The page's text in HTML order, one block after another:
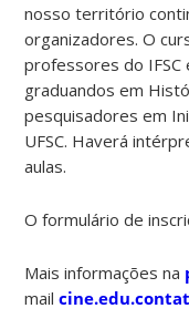
nosso território
organizadores. O
professores do IFSC
graduandos em
pesquisadores em
UFSC. Haverá
aulas.
O formulário de
Mais informações na
mail